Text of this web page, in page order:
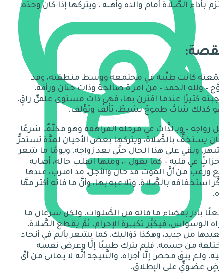
بأداء الصَّلاة أمام والده وأهله ، ويتركها إذا كان وحدَه.
كانت طيِّبة في مجتمعه ووسط منطقته، وقد
–ولله الحمد– من امرأة صالحة وذات حنان ورأفة،
كثيرًا عندما اقترن بها، فهي ذات مستوى علميٍّ راقٍ،
كذلك شابٌّ طموحٌ نشيطٌ، يَأْلَفُ ويُؤْلَف.
زواجه – وبالذَّات في مرحلة المراهقة وهو مكلَّفٌ شرعًا
يستخفُّ بالصَّلاة، ويتركها بعض الأحيان لمدَّة تستمرُّ
وبقي على هذا الحال حتَّى بعد زواجه، ويومًا ما شعر
في قلبه – كما يقول –، ومنها انقلب حاله، أصابه
ورعب من أنَّ الموت قد حان والأجل، قد اقترب، عندها
استخفافه بالصَّلاة، وتلاعبه بها، وأنَّ ما فاته أكثر ممَّا
.
بادر بقضاء ما فاته من الصَّلوات، ولكن سرعان ما
الوسواس، فيكبِّر تكبيرة الإحرام، ثمَّ يقطع الصَّلاة،
من جديد، وهكذا دَوَاليك، كما يشعر بألم في أنحاء
من جسمه، فلم يترك طبيبًا إلَّا وعرض نفسه
ولم يبقَ فحص إلَّا أجراه، والنَّتيجة أنَّه لا يعاني من أيِّ
عضويٍّ على الإطلاق.